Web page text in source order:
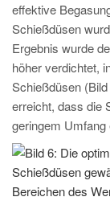
effektive
Schießdüsen
Ergebnis wurde
höher verdichtet,
Schießdüsen
erreicht, dass die
geringem